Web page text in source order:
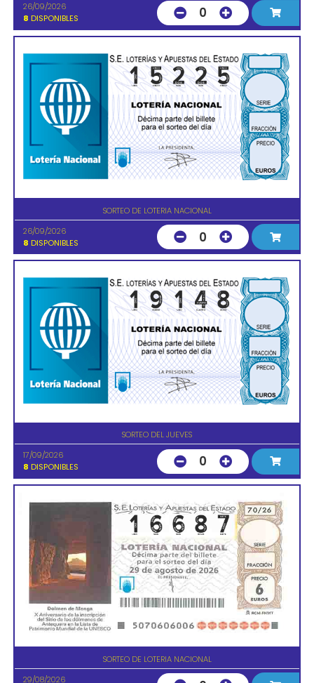
26/09/2026
8 DISPONIBLES 0
SORTEO DE LOTERIA NACIONAL
26/09/2026
8 DISPONIBLES 0
SORTEO DEL JUEVES
17/09/2026
8 DISPONIBLES 0
SORTEO DE LOTERIA NACIONAL
29/08/2026